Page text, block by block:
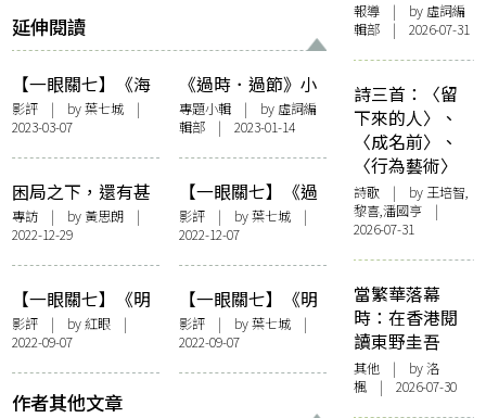
延伸閱讀
【一眼關七】《海
邊電影院》：靜觀
時代的門窗
影評 | by 葉七城 |
2023-03-07
《過時．過節》小
輯
專題小輯| by 虛詞編
輯部 | 2023-01-14
困局之下，還有甚
麼可以做——訪
《過時·過節》導
演曾慶宏
專訪 | by 黃思朗 |
2022-12-29
【一眼關七】《過
時·過節》：爸爸
請放下菜刀
影評| by 葉七城 |
2022-12-07
【一眼關七】《明
日戰記》與香港電
影的「昨日」轉世
影評 | by紅眼 |
2022-09-07
【一眼關七】《明
日戰記》：安全抵
達
影評| by 葉七城 |
2022-09-07
作者其他文章
報導 | by 虛詞編
輯部 | 2026-07-31
詩三首：〈留
下來的人〉、
〈成名前〉、
〈行為藝術〉
詩歌 | by 王培智,
黎喜,潘國亨 |
2026-07-31
當繁華落幕
時：在香港閱
讀東野圭吾
其他 | by洛
楓 | 2026-07-30